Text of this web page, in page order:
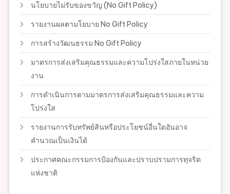
นโยบายไม่รับของขวัญ (No Gift Policy)
รายงานผลตามโยบาย No Gift Policy
การสร้างวัฒนธรรม No Gift Policy
มาตรการส่งเสริมคุณธรรมและความโปร่งใสภายในหน่วย
งาน
การดำเนินการตามมาตรการส่งเสริมคุณธรรมและความ
โปร่งใส
รายงานการรับทรัพย์สินหรือประโยชน์อื่นใดอันอาจ
คำนวณเป็นเงินได้
ประกาศคณะกรรมการป้องกันและปราบปรามการทุจริต
แห่งชาติ